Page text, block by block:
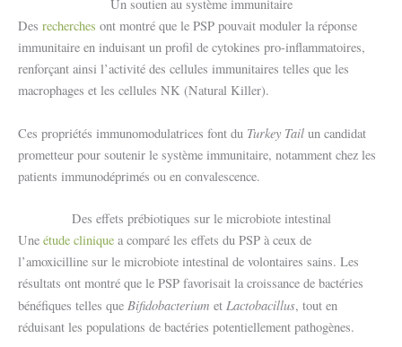
Un soutien au système immunitaire
Des recherches ont montré que le PSP pouvait moduler la réponse
immunitaire en induisant un profil de cytokines pro-inflammatoires,
renforçant ainsi l’activité des cellules immunitaires telles que les
macrophages et les cellules NK (Natural Killer).
Ces propriétés immunomodulatrices font du Turkey Tail un candidat
prometteur pour soutenir le système immunitaire, notamment chez les
patients immunodéprimés ou en convalescence.
Des effets prébiotiques sur le microbiote intestinal
Une étude clinique a comparé les effets du PSP à ceux de
l’amoxicilline sur le microbiote intestinal de volontaires sains. Les
résultats ont montré que le PSP favorisait la croissance de bactéries
bénéfiques telles que Bifidobacterium et Lactobacillus, tout en
réduisant les populations de bactéries potentiellement pathogènes.